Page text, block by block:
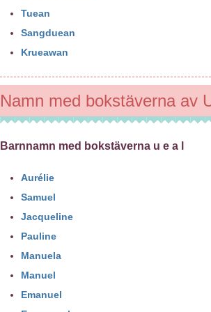
Tuean
Sangduean
Krueawan
Namn med bokstäverna av
Barnnamn med bokstäverna u e a l
Aurélie
Samuel
Jacqueline
Pauline
Manuela
Manuel
Emanuel